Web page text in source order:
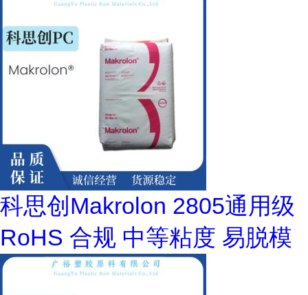
科思创Makrolon 2805通用级
RoHS 合规 中等粘度 易脱模